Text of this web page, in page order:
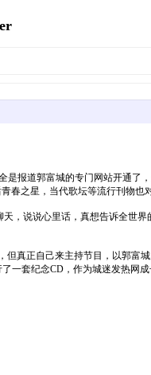
报道郭富城的专门网站开通了
之星，当代歌坛等流行刊物也
说说心里话，真想告诉全世
真正自己来主持节目，以郭富
一套纪念CD，作为城迷发热网